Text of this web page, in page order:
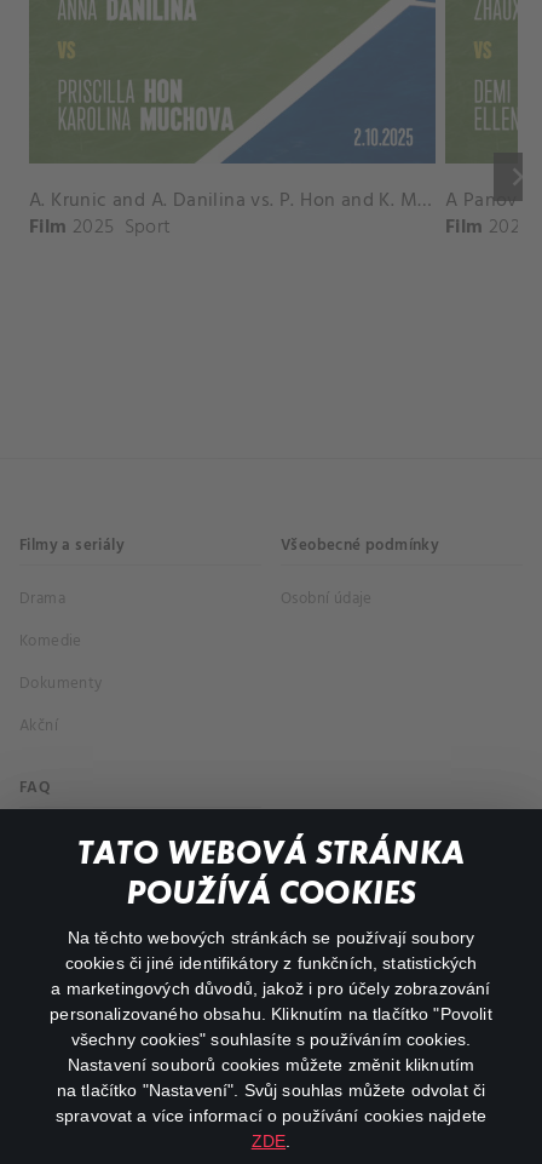
TATO WEBOVÁ STRÁNKA
POUŽÍVÁ COOKIES
Na těchto webových stránkách se používají soubory
cookies či jiné identifikátory z funkčních, statistických
a marketingových důvodů, jakož i pro účely zobrazování
personalizovaného obsahu. Kliknutím na tlačítko "Povolit
všechny cookies" souhlasíte s používáním cookies.
Nastavení souborů cookies můžete změnit kliknutím
na tlačítko "Nastavení". Svůj souhlas můžete odvolat či
spravovat a více informací o používání cookies najdete
ZDE
keyboard_arrow_right
A. Krunic and A. Danilina vs. P. Hon and K. Muchova Match Highlights - BEIJING_Capital Group Diamond ( October 02, 2025)
Film 2025 Sport Film 2026
Filmy a seriály
Drama
Komedie
Dokumenty
Akční
Všeobecné podmínky
Osobní údaje
FAQ
Můj účet
Důležité odkazy
facebookinstagram
youtube